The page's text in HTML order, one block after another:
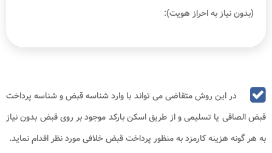
(بدون نیاز به احراز هویت):
در این روش متقاضی می تواند با وارد شناسه قبض و شناسه پرداخت
قبض الصاقی یا تسلیمی و از طریق اسکن بارکد موجود بر روی قبض بدون نیاز
به هر گونه هزینه کارمزد به منظور پرداخت قبض خلافی مورد نظر اقدام نماید.